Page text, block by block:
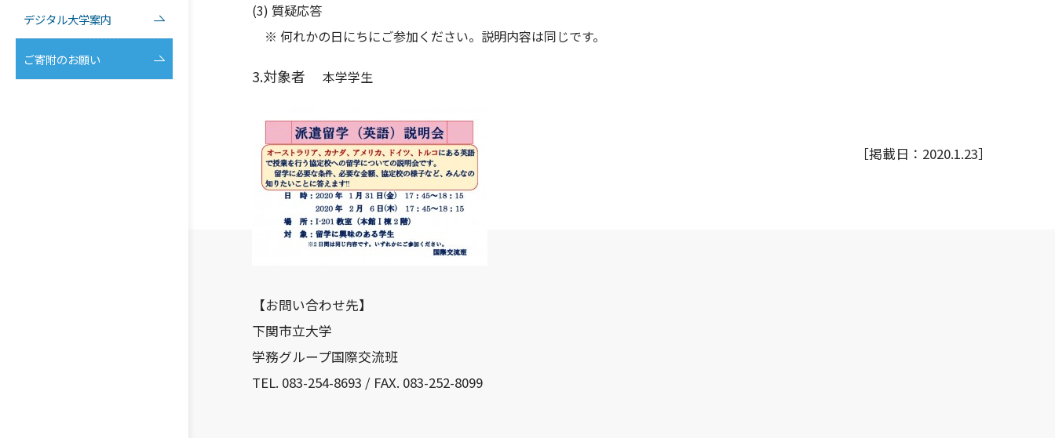
デジタル大学案内
ご寄附のお願い
(3) 質疑応答
※ 何れかの日にちにご参加ください。説明内容は同じです。
3.対象者 本学学生
［掲載日：2020.1.23］
【お問い合わせ先】
下関市立大学
学務グループ国際交流班
TEL. 083-254-8693 / FAX. 083-252-8099